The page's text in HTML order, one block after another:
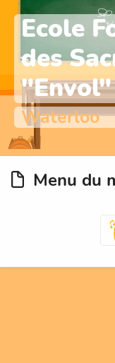
Ecole
des
"Envol"
Waterloo
Menu du